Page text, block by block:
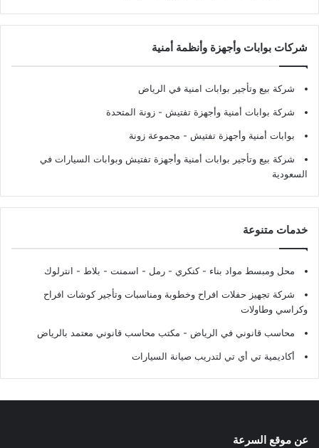
شركات بوابات وأجهزة وأنظمة أمنية
شركة بيع وتأجير بوابات امنية في الرياض
شركة بوابات أمنية وأجهزة تفتيش - زونة المتحدة
بوابات أمنية وأجهزة تفتيش - مجموعة زونة
شركة بيع وتأجير بوابات أمنية وأجهزة تفتيش وبوابات السيارات في
السعودية
خدمات متنوعة
محل ومبسط مواد بناء - كنكري - رمل - اسمنت - بلاط - انترلوك
شركة تجهيز حفلات افراح وخطوبة ومناسبات وتأجير كوشات افراح
وكراسي وطاولات
محاسب قانوني في الرياض - مكتب محاسب قانوني معتمد بالرياض
أكاديمية تي أي تي لتدريب صيانة السيارات
عن موقع السرعة